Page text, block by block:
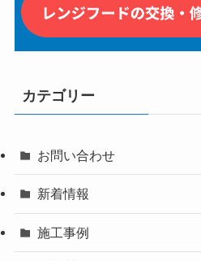
カテゴリー
お問い合わせ
新着情報
施工事例